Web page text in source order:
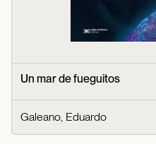
Un mar de fueguitos
Galeano, Eduardo